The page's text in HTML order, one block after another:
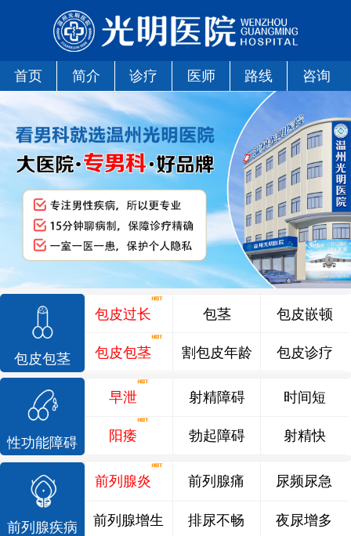
首页 简介 诊疗 医师 路线 咨询
包皮包茎
包皮过长
包皮包茎
包茎
割包皮年龄
包皮嵌顿
包皮诊疗
性功能障碍
早泄
阳痿
射精障碍
勃起障碍
时间短
射精快
前列腺疾病
前列腺炎 前列腺痛 尿频尿急
前列腺增生 排尿不畅 夜尿增多